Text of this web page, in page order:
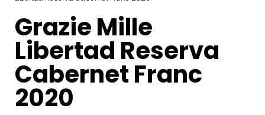
Grazie Mille
Libertad Reserva
Cabernet Franc
2020